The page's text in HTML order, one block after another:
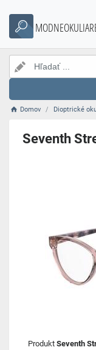
Domov Dioptrické
Seventh
Produkt Seventh